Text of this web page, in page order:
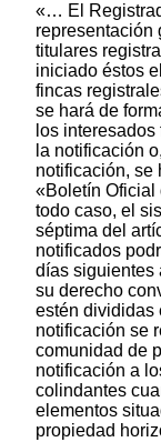
«… El
representación
titulares
iniciado éstos
fincas
se hará de
los
la notificación
notificación, se
«Boletín Oficial
todo caso, el
séptima del
notificados
días siguientes
su derecho
estén divididas
notificación se
comunidad de
notificación a
colindantes
elementos
propiedad